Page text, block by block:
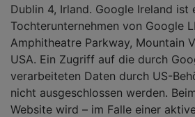
Dublin 4, Irland. Google Ireland ist
Tochterunternehmen von Google
Amphitheatre Parkway, Mountain
USA. Ein Zugriff auf die durch
verarbeiteten Daten durch US-
nicht ausgeschlossen werden.
Website wird – im Falle einer